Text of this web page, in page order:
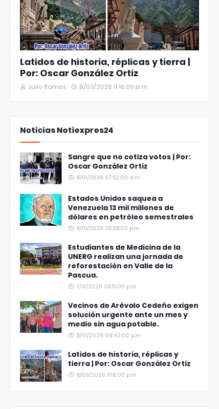
Latidos de historia, réplicas y tierra |
Por: Oscar González Ortiz
Julio Ramos 8/03/2026 11:16:00 p.m.
Noticias Notiexpres24
Sangre que no cotiza votos | Por:
Oscar González Ortiz
8/01/2026 07:52:00 a.m.
Estados Unidos saquea a
Venezuela 13 mil millones de
dólares en petróleo semestrales
8/01/2026 05:58:00 p.m.
Estudiantes de Medicina de la
UNERG realizan una jornada de
reforestación en Valle de la
Pascua.
7/31/2026 05:15:00 p.m.
Vecinos de Arévalo Cedeño exigen
solución urgente ante un mes y
medio sin agua potable.
8/01/2026 09:43:00 p.m.
Latidos de historia, réplicas y
tierra | Por: Oscar González Ortiz
8/03/2026 11:16:00 p.m.